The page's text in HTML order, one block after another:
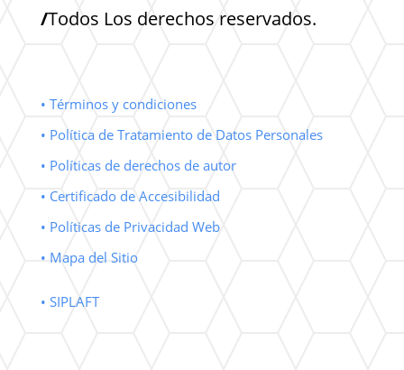
/Todos Los derechos reservados.
• Términos y condiciones
• Política de Tratamiento de Datos Personales
• Políticas de derechos de autor
• Certificado de Accesibilidad
• Políticas de Privacidad Web
• Mapa del Sitio
• SIPLAFT